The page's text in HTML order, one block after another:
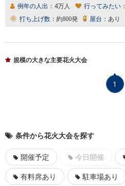
例年の人出： 4万人 行ってみたい：
打ち上げ数： 約800発 屋台： あり
規模の大きな主要花火大会
1
条件から花火大会を探す
開催予定 今日開催
有料席あり
駐車場あり